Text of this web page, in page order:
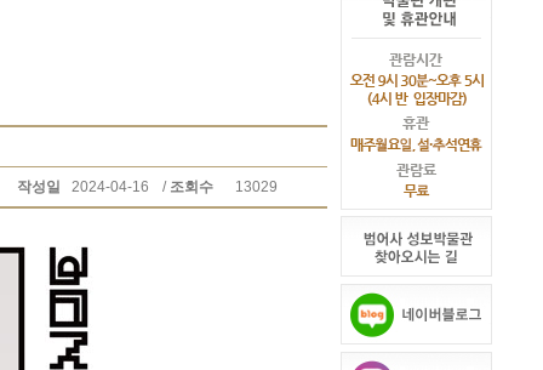
작성일 2024-04-16 / 조회수 13029